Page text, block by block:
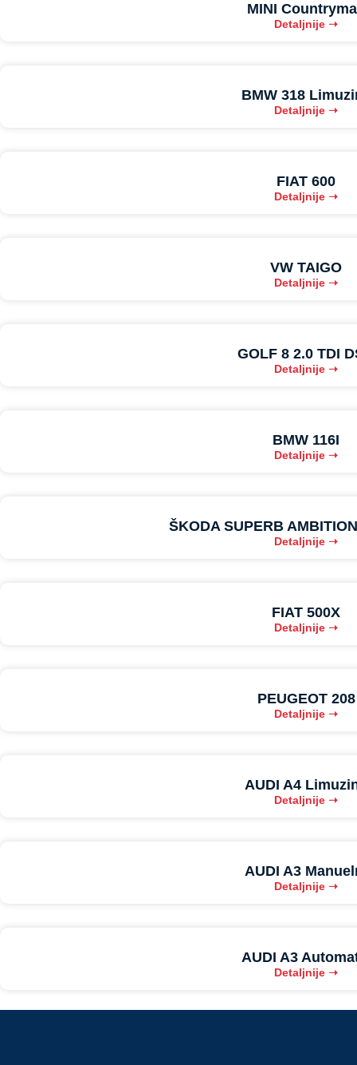
MINI
Detaljnije ➝
BMW 318
Detaljnije ➝
FIAT 600
Detaljnije ➝
VW TAIGO
Detaljnije ➝
GOLF 8 2.0 TDI
Detaljnije ➝
BMW 116I
Detaljnije ➝
ŠKODA SUPERB
Detaljnije ➝
FIAT 500X
Detaljnije ➝
PEUGEOT 208
Detaljnije ➝
AUDI A4
Detaljnije ➝
AUDI A3
Detaljnije ➝
AUDI A3
Detaljnije ➝